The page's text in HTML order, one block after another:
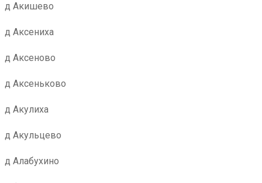
д Акишево
д Аксениха
д Аксеново
д Аксеньково
д Акулиха
д Акульцево
д Алабухино